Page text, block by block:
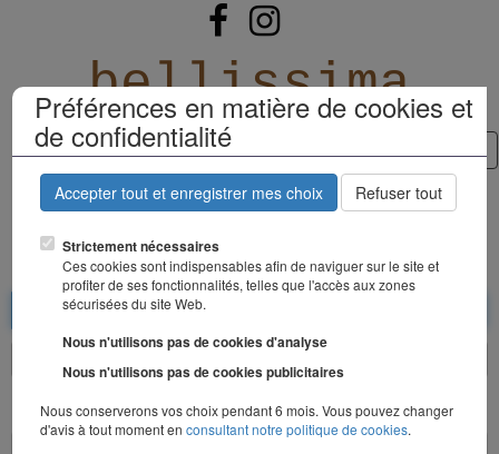
Préférences en matière de cookies et
de confidentialité
Accepter tout et enregistrer mes choix Refuser tout
Strictement nécessaires
Ces cookies sont indispensables afin de naviguer sur le site et
profiter de ses fonctionnalités, telles que l'accès aux zones
sécurisées du site Web.
Nous n'utilisons pas de cookies d'analyse
Nous n'utilisons pas de cookies publicitaires
Nous conserverons vos choix pendant 6 mois. Vous pouvez changer
d'avis à tout moment enconsultant notre politique de cookies.
bellissima
TANTA RAIN